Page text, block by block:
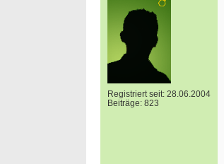
Registriert seit: 28.06.2004
Beiträge: 823